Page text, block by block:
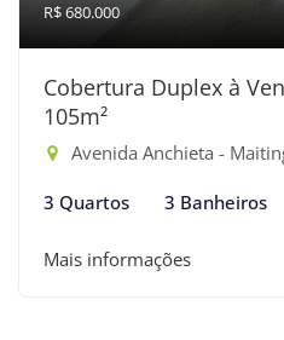
R$ 680.000
Cobertura Duplex à
105m²
Avenida Anchieta -
3 Quartos 3 Banheiros
Mais informações